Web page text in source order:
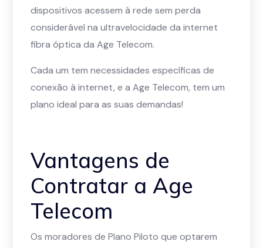
dispositivos acessem à rede sem perda
considerável na ultravelocidade da internet
fibra óptica da Age Telecom.
Cada um tem necessidades específicas de
conexão à internet, e a Age Telecom, tem um
plano ideal para as suas demandas!
Vantagens de
Contratar a Age
Telecom
Os moradores de Plano Piloto que optarem